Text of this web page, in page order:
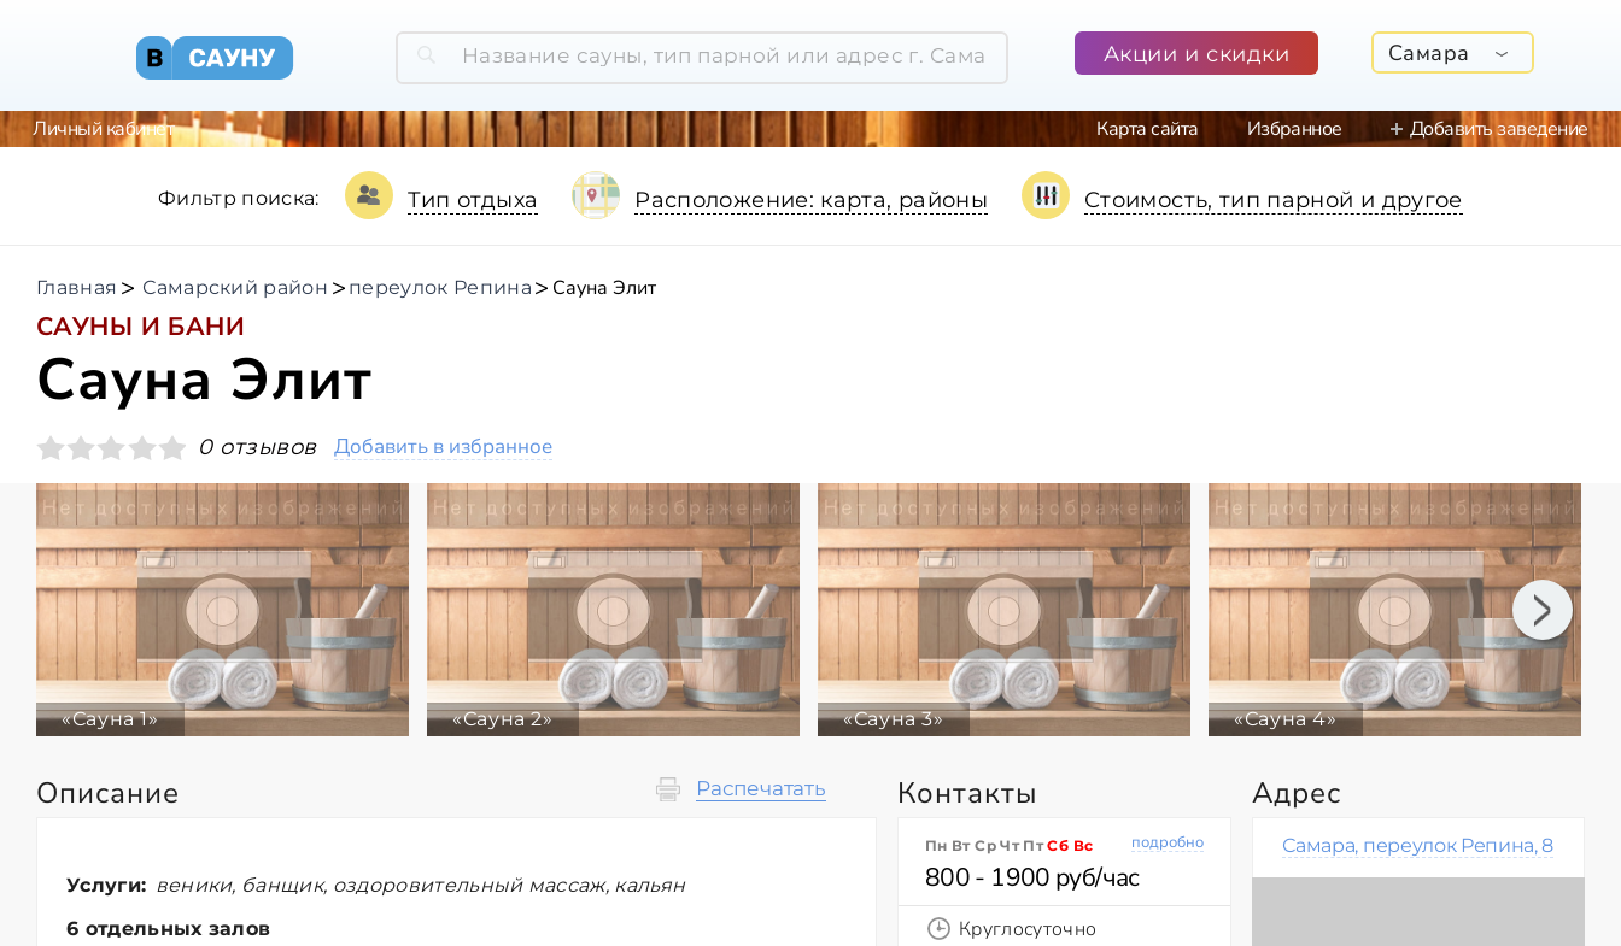
Акции и скидки Самара
Личный кабинет Карта сайта Избранное Добавить заведение
Фильтр поиска: Тип отдыха Расположение: карта, районы Стоимость, тип парной и другое
Главная Самарский район переулок Репина Сауна Элит
САУНЫ И БАНИ
Сауна Элит
0 отзывов Добавить в избранное
«Сауна 1» «Сауна 2» «Сауна 3» «Сауна 4»
Описание Распечатать
Услуги: веники, банщик, оздоровительный массаж, кальян
6 отдельных залов
Контакты
подробно
Пн Вт Ср Чт ПтСб Вс
800 - 1900 руб/час
Круглосуточно
Адрес
Самара, переулок Репина, 8